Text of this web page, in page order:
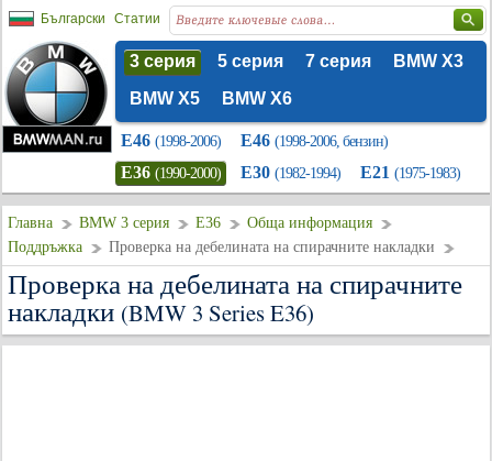
Български Статии
3 серия 5 серия 7 серия
BMW X3
BMW X5
BMW X6
E46 (1998-2006) E46 (1998-2006, бензин)
E36 (1990-2000) E30 (1982-1994) E21 (1975-1983)
Главна BMW 3 серия E36
Обща информация
Поддръжка
Проверка на дебелината на спирачните накладки
Проверка на дебелината на спирачните
накладки (BMW 3 Series E36)